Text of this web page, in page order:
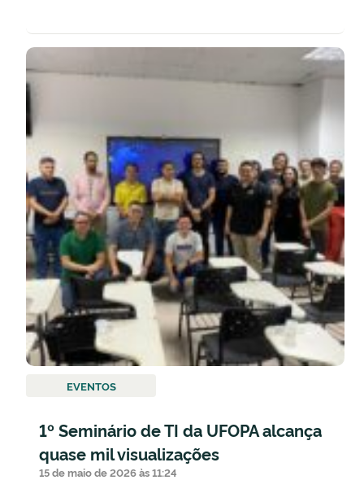
EVENTOS
1º Seminário de TI da UFOPA alcança
quase mil visualizações
15 de maio de 2026 às 11:24